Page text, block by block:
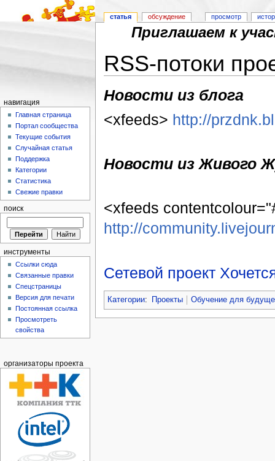
Приглашаем к
RSS-потоки
Новости из блога
<xfeeds> http://
Новости из Живого
<xfeeds
http://
Сетевой проект
Категории: Проекты Обучение для
статья обсуждение просмотр
навигация
Главная страница
Портал сообщества
Текущие события
Случайная статья
Поддержка
Категории
Статистика
Свежие правки
поиск
инструменты
Ссылки сюда
Связанные правки
Спецстраницы
Версия для печати
Постоянная ссылка
Просмотреть
свойства
организаторы проекта